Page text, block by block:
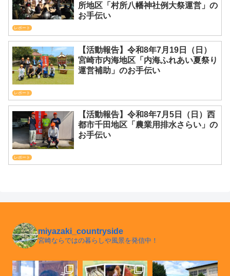
レポート
所地区「村所八幡神社例大祭運営」の
お手伝い
レポート
【活動報告】令和8年7月19日（日）
宮崎市内海地区「内海ふれあい夏祭り
運営補助」のお手伝い
レポート
【活動報告】令和8年7月5日（日）西
都市千田地区「農業用排水さらい」の
お手伝い
miyazaki_countryside
宮崎ならではの暮らしや風景を発信中！